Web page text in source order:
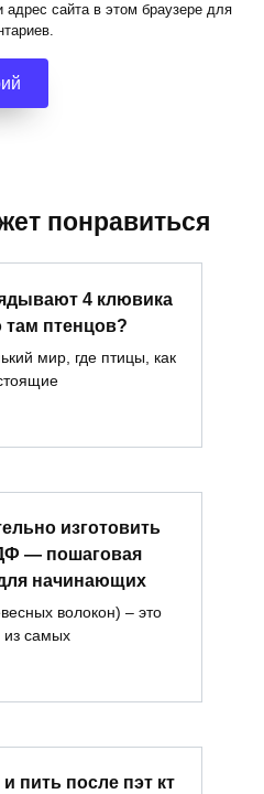
сайта в этом браузере для
понравиться
4 клювика
птенцов?
мир, где птицы, как
изготовить
— пошаговая
начинающих
волокон) – это
из самых
пить после пэт кт